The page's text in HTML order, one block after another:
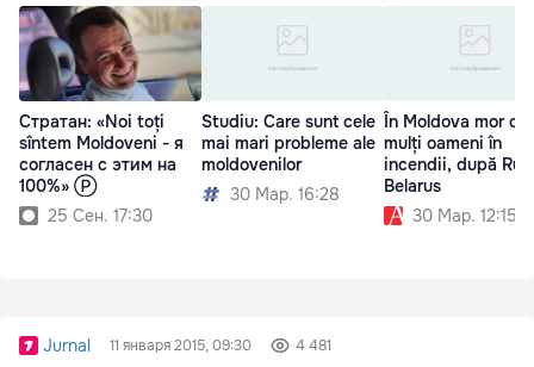
Стратан: «Noi toți
sîntem Moldoveni - я
согласен с этим на
100%» Ⓟ
25 Сен. 17:30
Studiu: Care sunt cele
mai mari probleme ale
moldovenilor
30 Мар. 16:28
În Moldova mor
mulți oameni în
incendii, după
Belarus
30 Мар. 12:15
Jurnal 11 января 2015, 09:30 4 481